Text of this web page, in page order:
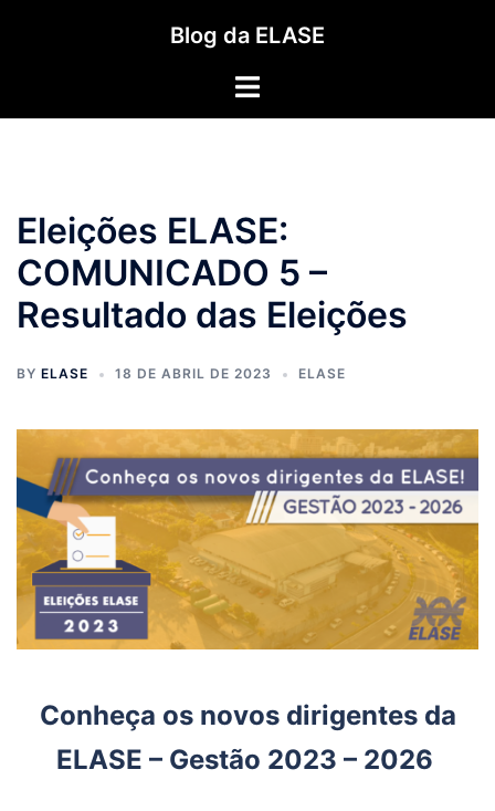
Blog da ELASE
Toggle
Eleições ELASE:
COMUNICADO 5 –
Resultado das Eleições
BY ELASE 18 DE ABRIL DE 2023 ELASE
Conheça os novos dirigentes da
ELASE – Gestão 2023 – 2026